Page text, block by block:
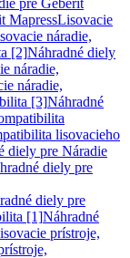
pre Geberit
MapressLisovacie
náradie,
[2]Náhradné diely
náradie,
náradie,
[3]Náhradné
lisovacieho
diely pre Náradie
diely pre
diely pre
[1]Náhradné
prístroje,